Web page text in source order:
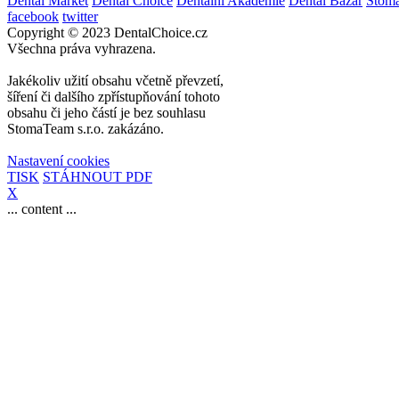
facebook twitter
Copyright © 2023 DentalChoice.cz
Všechna práva vyhrazena.
Jakékoliv užití obsahu včetně převzetí,
šíření či dalšího zpřístupňování tohoto
obsahu či jeho částí je bez souhlasu
StomaTeam s.r.o. zakázáno.
Nastavení cookies
TISK STÁHNOUT PDF
X
... content ...